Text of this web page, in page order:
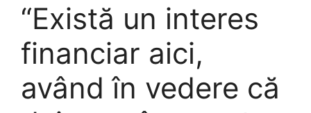
“Există un interes
financiar aici,
având în vedere că